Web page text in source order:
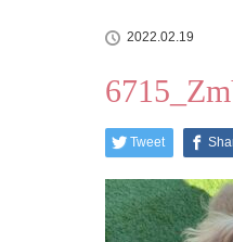
2022.02.19
Tweet